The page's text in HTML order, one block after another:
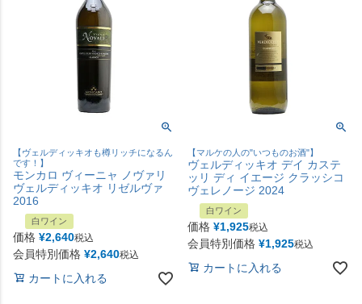
【ヴェルディッキオも樽リッチになるん
です！】
モンカロ ヴィーニャ ノヴァリ
ヴェルディッキオ リゼルヴァ
2016
白ワイン
価格 ¥2,640税込
会員特別価格 ¥2,640税込
カートに入れる
【マルケの人の"いつものお酒"】
ヴェルディッキオ デイ カステ
ッリ ディ イエージ クラッシコ
ヴェレノージ 2024
白ワイン
価格 ¥1,925税込
会員特別価格 ¥1,925税込
カートに入れる